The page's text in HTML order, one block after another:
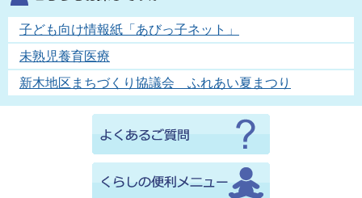
子ども向け情報紙「あびっ子ネット」
未熟児養育医療
新木地区まちづくり協議会 ふれあい夏まつり